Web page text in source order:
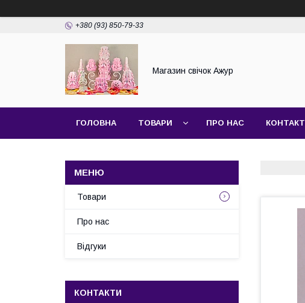
+380 (93) 850-79-33
Магазин свічок Ажур
ГОЛОВНА ТОВАРИ ПРО НАС
Товари
Про нас
Відгуки
КОНТАКТИ